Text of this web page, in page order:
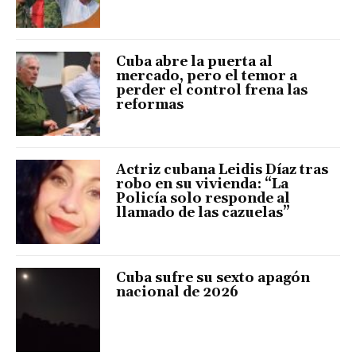
Cuba abre la puerta al
mercado, pero el temor a
perder el control frena las
reformas
Actriz cubana Leidis Díaz tras
robo en su vivienda: “La
Policía solo responde al
llamado de las cazuelas”
Cuba sufre su sexto apagón
nacional de 2026